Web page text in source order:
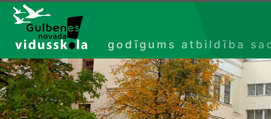
Izlaist
godīgums atbildība